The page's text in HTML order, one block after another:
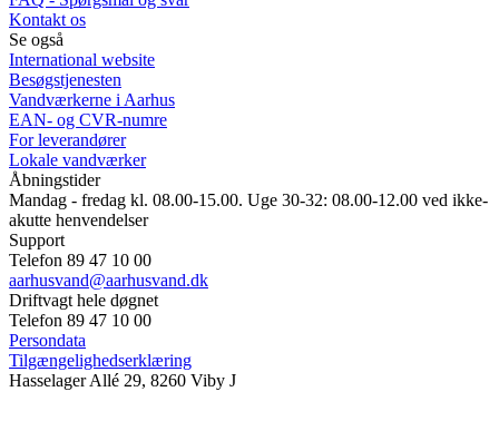
Kontakt os
Se også
International website
Besøgstjenesten
Vandværkerne i Aarhus
EAN- og CVR-numre
For leverandører
Lokale vandværker
Åbningstider
Mandag - fredag kl. 08.00-15.00. Uge 30-32: 08.00-12.00 ved ikke-
akutte henvendelser
Support
Telefon 89 47 10 00
aarhusvand@aarhusvand.dk
Driftvagt hele døgnet
Telefon 89 47 10 00
Persondata
Tilgængelighedserklæring
Hasselager Allé 29, 8260 Viby J